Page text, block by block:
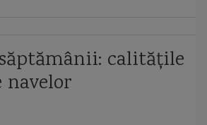
calităţile
navelor